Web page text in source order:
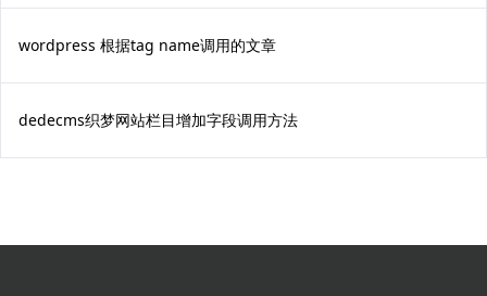
wordpress 根据tag name调用的文章
dedecms织梦网站栏目增加字段调用方法